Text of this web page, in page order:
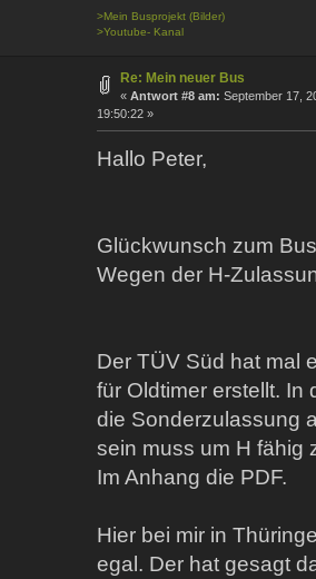
>Mein Busprojekt (Bilder)
>Youtube- Kanal
Re: Mein neuer Bus
« Antwort #8 am: September 17,
19:50:22 »
Hallo Peter,
Glückwunsch zum
Wegen der H-
Der TÜV Süd hat mal
für Oldtimer erstellt. In
die Sonderzulassung
sein muss um H fähig
Im Anhang die PDF.
Hier bei mir in
egal. Der hat gesagt